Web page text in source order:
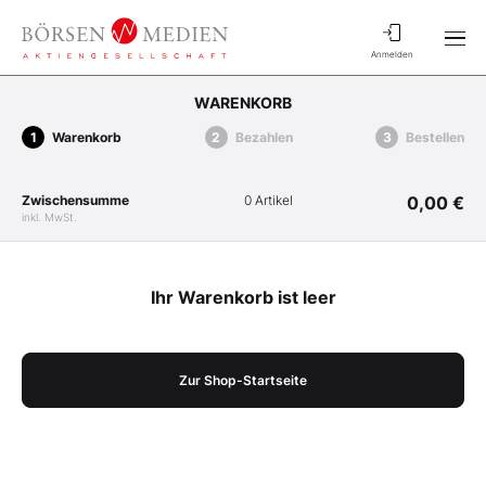
Anmelden
WARENKORB
Warenkorb Bezahlen Bestellen
Zwischensumme
inkl. MwSt.
0 Artikel 0,00 €
Ihr Warenkorb ist leer
Zur Shop-Startseite